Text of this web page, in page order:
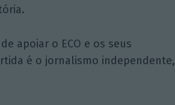
apoiar o ECO e os seus
é o jornalismo independente,